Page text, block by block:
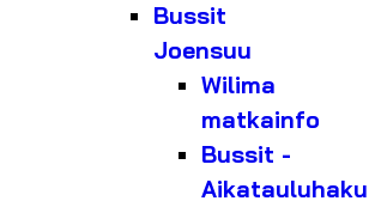
Bussit
Joensuu
Wilima
matkainfo
Bussit -
Aikatauluhaku